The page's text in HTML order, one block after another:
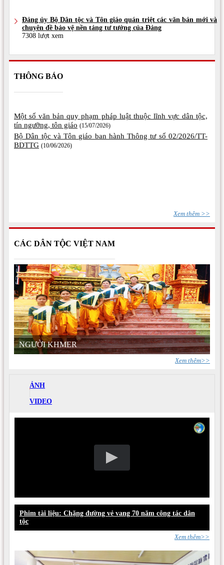
Đảng ủy Bộ Dân tộc và Tôn giáo quán triệt các văn bản mới và
chuyên đề bảo vệ nền tảng tư tưởng của Đảng
7308 lượt xem
THÔNG BÁO
tín ngưỡng, tôn giáo (15/07/2026)
Bộ Dân tộc và Tôn giáo ban hành Thông tư số 02/2026/TT-
BDTTG (10/06/2026)
Xem thêm >>
CÁC DÂN TỘC VIỆT NAM
NGƯỜI KHMER
Xem thêm>>
ẢNH
VIDEO
Phim tài liệu: Chặng đường vẻ vang 70 năm công tác dân
tộc
Xem thêm>>